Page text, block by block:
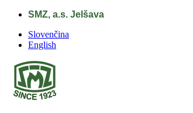
Skip to main content
SMZ, a.s. Jelšava
Slovenčina
English